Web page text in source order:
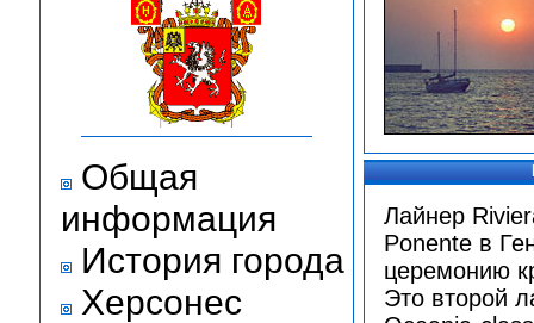
Общая
информация
История города
Херсонес
Лайнер
Ponente в
церемонию
Это второй